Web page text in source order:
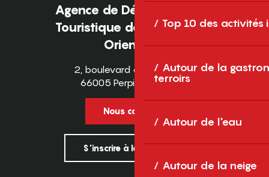
Top 10 des activités
Autour de la
terroirs
Autour de l'eau
Autour de la neige
Agence de Développement
Touristique des Pyrénées-
Orientales
2, boulevard des Pyrénées
66005 Perpignan Cedex
Nous contacter
S'inscrire à la newsletter